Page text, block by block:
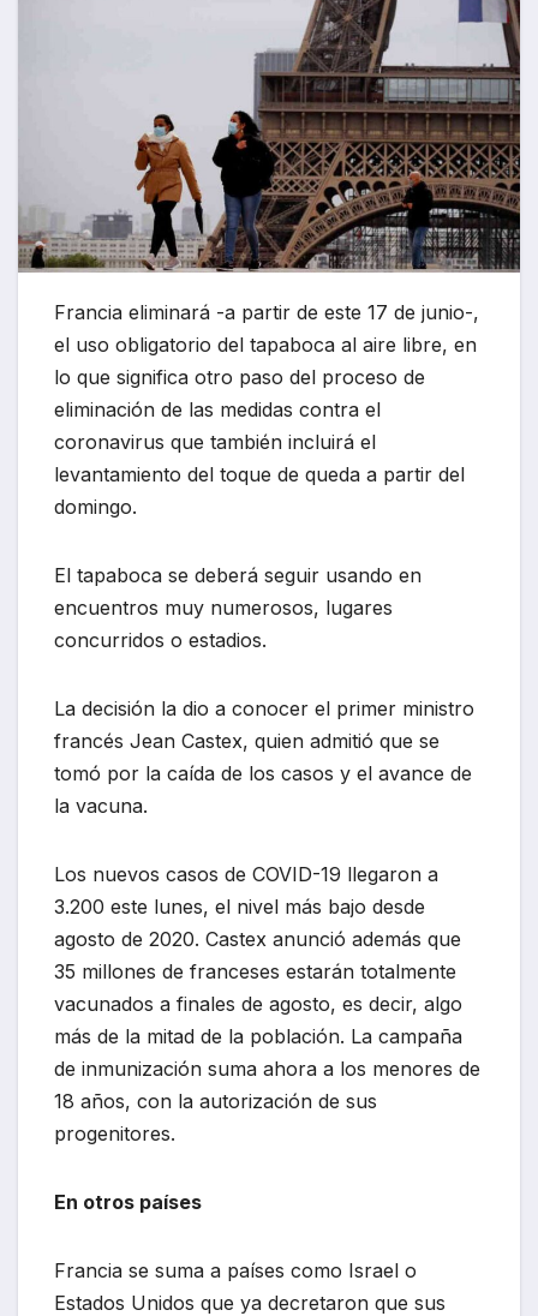
Francia eliminará -a partir de este 17 de junio-,
el uso obligatorio del tapaboca al aire libre, en
lo que significa otro paso del proceso de
eliminación de las medidas contra el
coronavirus que también incluirá el
levantamiento del toque de queda a partir del
domingo.
El tapaboca se deberá seguir usando en
encuentros muy numerosos, lugares
concurridos o estadios.
La decisión la dio a conocer el primer ministro
francés Jean Castex, quien admitió que se
tomó por la caída de los casos y el avance de
la vacuna.
Los nuevos casos de COVID-19 llegaron a
3.200 este lunes, el nivel más bajo desde
agosto de 2020. Castex anunció además que
35 millones de franceses estarán totalmente
vacunados a finales de agosto, es decir, algo
más de la mitad de la población. La campaña
de inmunización suma ahora a los menores de
18 años, con la autorización de sus
progenitores.
En otros países
Francia se suma a países como Israel o
Estados Unidos que ya decretaron que sus